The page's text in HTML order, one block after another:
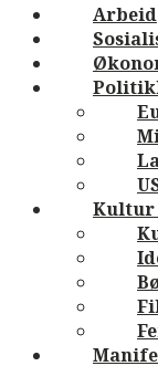
Arbeid
Kultur